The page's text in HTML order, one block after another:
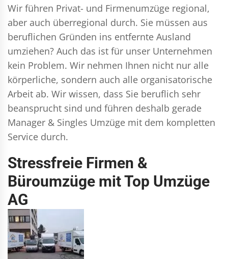
Wir führen Privat- und Firmenumzüge regional,
aber auch überregional durch. Sie müssen aus
beruflichen Gründen ins entfernte Ausland
umziehen? Auch das ist für unser Unternehmen
kein Problem. Wir nehmen Ihnen nicht nur alle
körperliche, sondern auch alle organisatorische
Arbeit ab. Wir wissen, dass Sie beruflich sehr
beansprucht sind und führen deshalb gerade
Manager & Singles Umzüge mit dem kompletten
Service durch.
Stressfreie Firmen &
Büroumzüge mit Top Umzüge
AG